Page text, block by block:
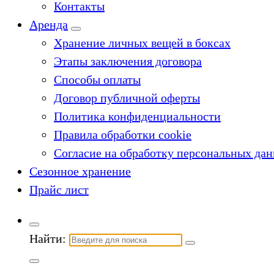
Контакты
Аренда
Хранение личных вещей в боксах
Этапы заключения договора
Способы оплаты
Договор публичной оферты
Политика конфиденциальности
Правила обработки cookie
Согласие на обработку персональных
Сезонное хранение
Прайс лист
Найти: